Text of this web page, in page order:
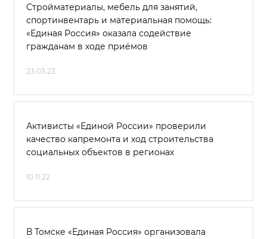
Стройматериалы, мебель для занятий,
спортинвентарь и материальная помощь:
«Единая Россия» оказала содействие
гражданам в ходе приёмов
23.03.23
Активисты «Единой России» проверили
качество капремонта и ход строительства
социальных объектов в регионах
10.11.22
В Томске «Единая Россия» организовала